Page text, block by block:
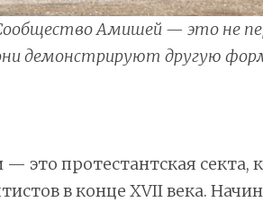
Амишей — это не
демонстрируют другую
это протестантская секта,
в конце XVII века.